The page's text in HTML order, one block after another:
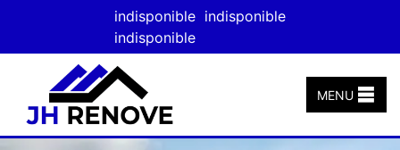
indisponible indisponible
indisponible
MENU